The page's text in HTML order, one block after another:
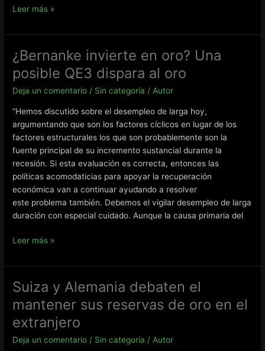
El
como
todos
lo
hemos
conocido,
haber
terminado
Leer más »
¿Bernanke invierte en oro? Una
posible QE3 dispara al oro
Deja un comentario / Sin categoría / Autor
“Hemos discutido sobre el desempleo de larga hoy,
argumentando que son los factores cíclicos en lugar de los
factores estructurales los que son probablemente son la
fuente principal de su incremento sustancial durante la
recesión. Si esta evaluación es correcta, entonces las
políticas acomodaticias para apoyar la recuperación
económica van a continuar ayudando a resolver
este problema también. Debemos el vigilar desempleo de larga
duración con especial cuidado. Aunque la causa primaria del
¿Bernanke
en
Una
posible
QE3
dispara
al
Leer más »
Suiza y Alemania debaten el
mantener sus reservas de oro en el
extranjero
Deja un comentario / Sin categoría / Autor